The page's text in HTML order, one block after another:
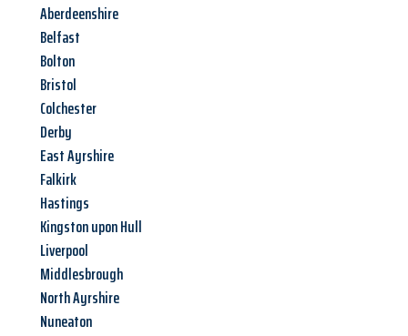
Aberdeenshire
Belfast
Bolton
Bristol
Colchester
Derby
East Ayrshire
Falkirk
Hastings
Kingston upon Hull
Liverpool
Middlesbrough
North Ayrshire
Nuneaton